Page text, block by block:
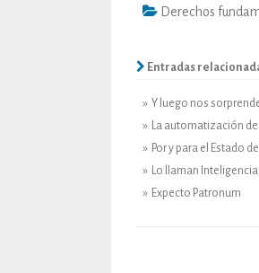
Derechos
Entradas
» Y luego nos
» La automatización
» Por y para el Estado
» Lo llaman
» Expecto Patronum